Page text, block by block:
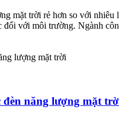
mặt trời rẻ hơn so với nhiêu
đối với môi trường. Ngành
đèn năng lượng mặt